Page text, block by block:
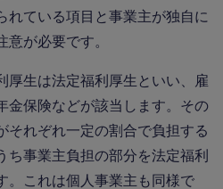
れている項目と事業主が独自に
意が必要です。
厚生は法定福利厚生といい、雇
金保険などが該当します。その
それぞれ一定の割合で負担する
ち事業主負担の部分を法定福利
。これは個人事業主も同様で